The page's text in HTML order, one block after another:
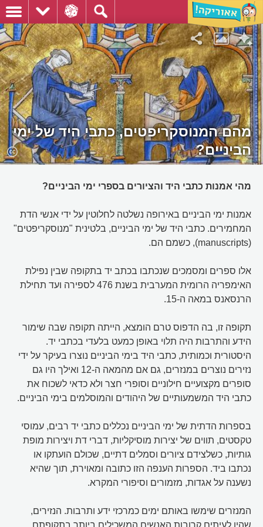
מהם המנוסקריפטים, כתבי היד של ימי
הביניים?
מהי אמנות כתבי היד והציורים בספרי ימי הביניים?
אמנות ימי הביניים באירופה נשלטה לחלוטין על ידי אנשי הדת
המחמירים. כתבי היד של ימי הביניים, בלטינית "מנוסקריפטים"
(manuscripts), כשמם הם.
אלו ספרים ומסמכים שנכתבו בכתב יד בתקופה שבין נפילת
האימפריה הרומית המערבית בשנת 476 לספירה ועד תחילת
הרנסאנס במאה ה-15.
תקופה זו, בה הדפוס טרם הומצא, הייתה תקופה שבה שימור
הידע והתרבות היה תלוי באופן כמעט בלעדי בכתבי יד.
היסטורית וכמותית, כתבי היד בימי הביניים נוצרו בעיקר על ידי
נזירים נוצרים במנזרים, גם אם מהמאה ה-12 ואילך היו גם
סופרים מקצועיים חילוניים וסופרי חצר ולא כדאי לשכוח את
כתבי היד המשמעותיים של היהודים והמוסלמים בימי הביניים.
בספרות הדתית של ימי הביניים נכללים כתבי יד רבים, עמוסי
טקסטים, תווים של יצירות מוסיקליות, דברי דת ויצירות מופת
גותיות, כשלצידם ציורים וסמלים דתיים, שכולם הועתקו או
נכתבו ביד. הספרות הענפה הזו כתובה ומאוירת, תוך שהיא
נשענה על אגדות, מזמורים וסיפורי המקרא.
המנזרים שימשו באותם ימים כמרכזי ידע ותרבות. הנזירים,
שהיו לעיתים קרובות האנשים המשכילים ביותר בתקופתם,